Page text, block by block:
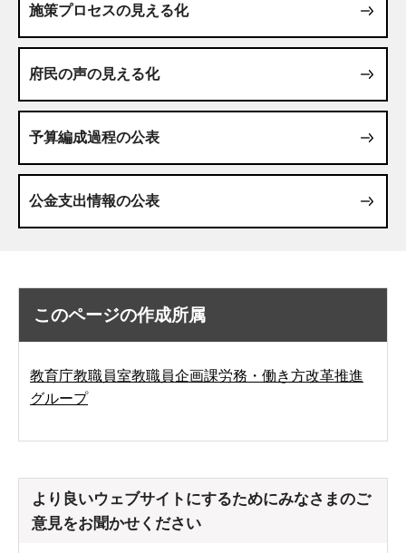
施策プロセスの見える化
府民の声の見える化
予算編成過程の公表
公金支出情報の公表
このページの作成所属
教育庁教職員室教職員企画課労務・働き方改革推進
グループ
より良いウェブサイトにするためにみなさまのご
意見をお聞かせください